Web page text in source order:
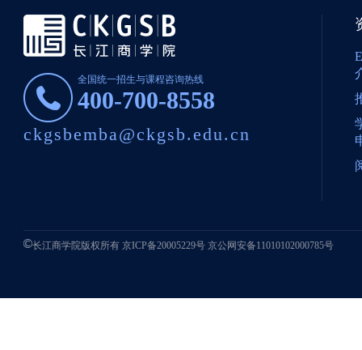
全国统一招生与课程咨询热线
400-700-8558
ckgsbemba@ckgsb.edu.cn
长江商学院版权所有京ICP备20005229号 京公网安备11010102000785号